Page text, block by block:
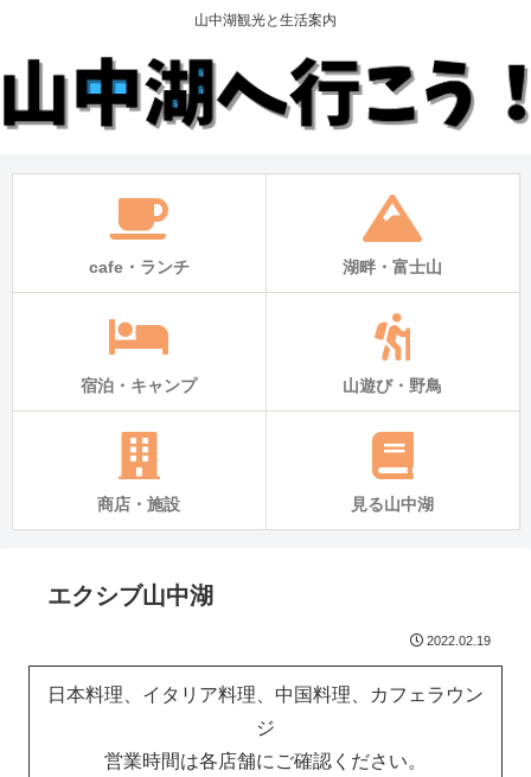
山中湖観光と生活案内
cafe・ランチ 湖畔・富士山
宿泊・キャンプ 山遊び・野鳥
商店・施設 見る山中湖
エクシブ山中湖
2022.02.19
日本料理、イタリア料理、中国料理、カフェラウン
ジ
営業時間は各店舗にご確認ください。